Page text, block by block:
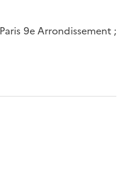
9e Arrondissement ;